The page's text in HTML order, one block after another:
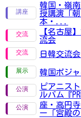
韓国・嶺
授講演「
本・...
【名古屋
流会
日韓交流
韓国ポジ
ピアニス
ルバム『
座・高円
ー「宮殿